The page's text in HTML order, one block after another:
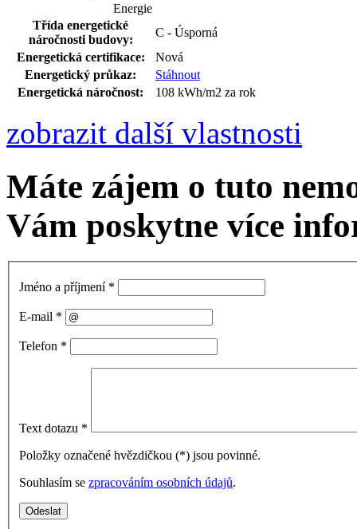
Energie
Třída energetické
náročnosti budovy:
C - Úsporná
Energetická certifikace:
Nová
Energetický průkaz:
Stáhnout
Energetická náročnost:
108 kWh/m2 za rok
zobrazit další vlastnosti
Máte zájem o tuto
Vám poskytne více
Jméno a příjmení *
E-mail *
Telefon *
Text dotazu *
Položky označené hvězdičkou (*) jsou povinné.
Souhlasím se zpracováním osobních údajů.